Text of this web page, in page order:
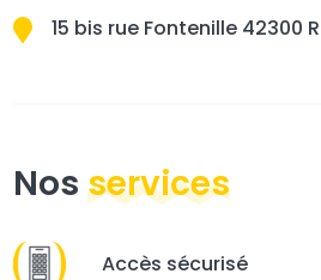
15 bis rue Fontenille 42300
Nos services
Accès sécurisé